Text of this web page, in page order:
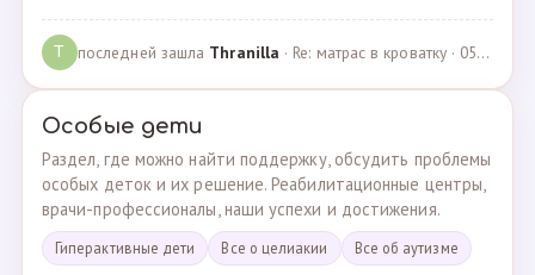
T последней зашла Thranilla · Re: матрас в кроватку · 05.05.2024
Особые дети
Раздел, где можно найти поддержку, обсудить проблемы
особых деток и их решение. Реабилитационные центры,
врачи-профессионалы, наши успехи и достижения.
Гиперактивные дети Все о целиакии Все об аутизме